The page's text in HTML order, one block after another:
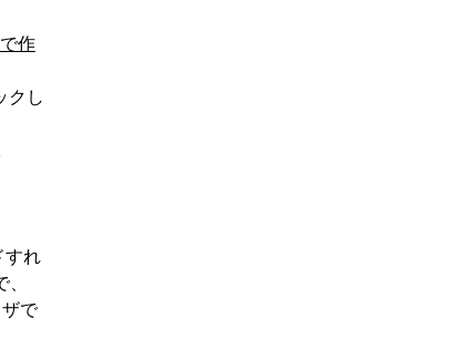
作
クし
すれ
で